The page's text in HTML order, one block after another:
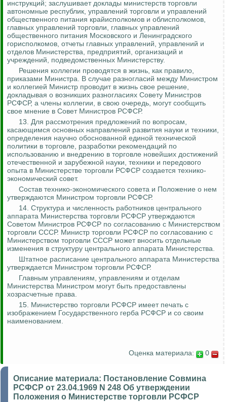
инструкций; заслушивает доклады министерств торговли
автономные республик, управлений торговли и управлений
общественного питания крайисполкомов и облисполкомов,
главных управлений торговли, главных управлений
общественного питания Московского и Ленинградского
горисполкомов, отчеты главных управлений, управлений и
отделов Министерства, предприятий, организаций и
учреждений, подведомственных Министерству.
Решения коллегии проводятся в жизнь, как правило,
приказами Министра. В случае разногласий между Министром
и коллегией Министр проводит в жизнь свое решение,
докладывая о возникших разногласиях Совету Министров
РСФСР, а члены коллегии, в свою очередь, могут сообщить
свое мнение в Совет Министров РСФСР.
13. Для рассмотрения предложений по вопросам,
касающимся основных направлений развития науки и техники,
определения научно обоснованной единой технической
политики в торговле, разработки рекомендаций по
использованию и внедрению в торговле новейших достижений
отечественной и зарубежной науки, техники и передового
опыта в Министерстве торговли РСФСР создается технико-
экономический совет.
Состав технико-экономического совета и Положение о нем
утверждаются Министром торговли РСФСР.
14. Структура и численность работников центрального
аппарата Министерства торговли РСФСР утверждаются
Советом Министров РСФСР по согласованию с Министерством
торговли СССР. Министр торговли РСФСР по согласованию с
Министерством торговли СССР может вносить отдельные
изменения в структуру центрального аппарата Министерства.
Штатное расписание центрального аппарата Министерства
утверждается Министром торговли РСФСР.
Главным управлениям, управлениям и отделам
Министерства Министром могут быть предоставлены
хозрасчетные права.
15. Министерство торговли РСФСР имеет печать с
изображением Государственного герба РСФСР и со своим
наименованием.
Оценка материала: 0
Описание материала: Постановление Совмина
РСФСР от 23.04.1969 N 248 Об утверждении
Положения о Министерстве торговли РСФСР